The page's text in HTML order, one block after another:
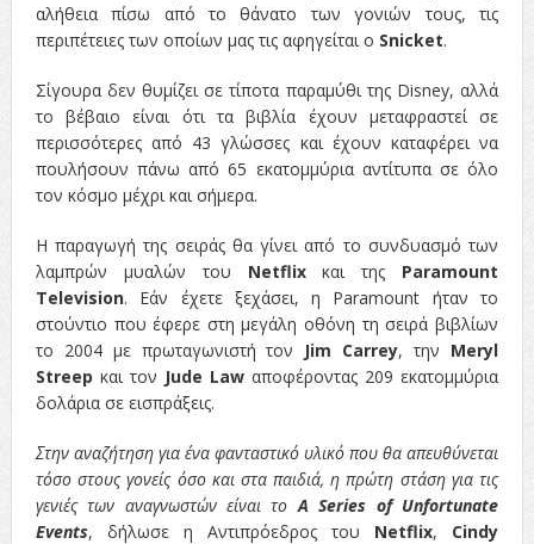
αλήθεια πίσω από το θάνατο των γονιών τους, τις
περιπέτειες των οποίων μας τις αφηγείται ο Snicket.
Σίγουρα δεν θυμίζει σε τίποτα παραμύθι της Disney, αλλά
το βέβαιο είναι ότι τα βιβλία έχουν μεταφραστεί σε
περισσότερες από 43 γλώσσες και έχουν καταφέρει να
πουλήσουν πάνω από 65 εκατομμύρια αντίτυπα σε όλο
τον κόσμο μέχρι και σήμερα.
Η παραγωγή της σειράς θα γίνει από το συνδυασμό των
λαμπρών μυαλών του Netflixκαι της Paramount
Television. Εάν έχετε ξεχάσει, η Paramount ήταν το
στούντιο που έφερε στη μεγάλη οθόνη τη σειρά βιβλίων
το 2004 με πρωταγωνιστή τον Jim Carrey, την Meryl
Streep και τον Jude Law αποφέροντας 209 εκατομμύρια
δολάρια σε εισπράξεις.
Στην αναζήτηση για ένα φανταστικό υλικό που θα απευθύνεται
τόσο στους γονείς όσο και στα παιδιά, η πρώτη στάση για τις
γενιές των αναγνωστών είναι τοA Series of Unfortunate
Events, δήλωσε η Αντιπρόεδρος του Netflix, Cindy